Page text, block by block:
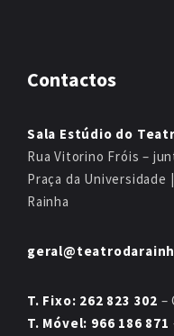
Contactos
Sala Estúdio do
Rua Vitorino Fróis –
Praça da Universidade
Rainha
T. Fixo: 262 823 302 –
T. Móvel: 966 186 871